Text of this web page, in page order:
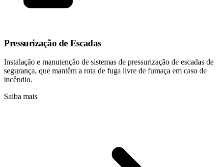
Pressurização de Escadas
Instalação e manutenção de sistemas de pressurização de escadas de
segurança, que mantêm a rota de fuga livre de fumaça em caso de
incêndio.
Saiba mais